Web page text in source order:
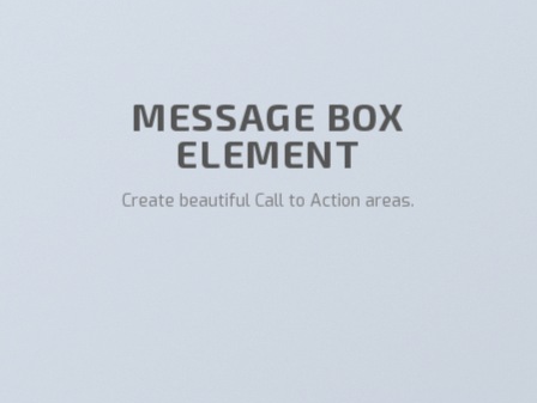
MESSAGE BOX
ELEMENT
Create beautiful Call to Action areas.